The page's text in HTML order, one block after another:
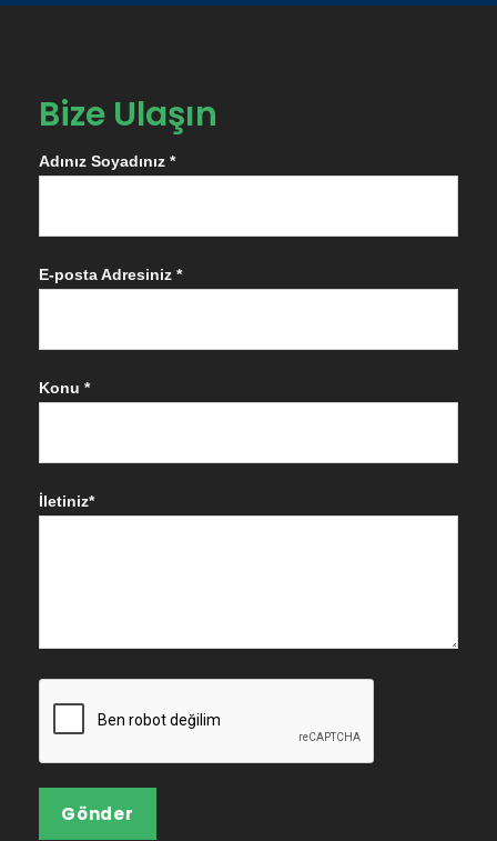
Bize Ulaşın
Adınız Soyadınız *
E-posta Adresiniz *
Konu *
İletiniz*